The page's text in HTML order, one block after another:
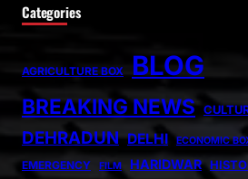
Categories
AGRICULTURE BOX BLOG
BREAKING NEWS
DEHRADUN DELHI ECONOMIC
EMERGENCY FILM HARIDWAR